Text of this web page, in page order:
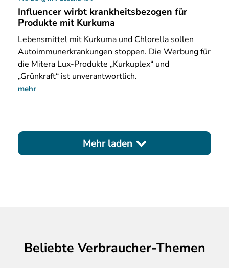
Influencer wirbt krankheitsbezogen für
Produkte mit Kurkuma
Lebensmittel mit Kurkuma und Chlorella sollen
Autoimmunerkrankungen stoppen. Die Werbung für
die Mitera Lux-Produkte „Kurkuplex“ und
„Grünkraft“ ist unverantwortlich.
mehr
Mehr laden
Beliebte Verbraucher-Themen